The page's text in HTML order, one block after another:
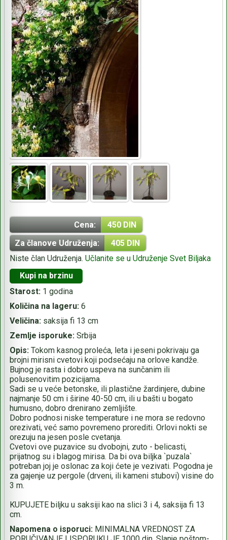
Cena:
450 DIN
Za članove Udruženja:
405 DIN
Niste član Udruženja. Učlanite se u Udruženje Svet Biljaka
Kupi na brzinu
Starost: 1 godina
Količina na lageru: 6
Veličina: saksija fi 13 cm
Zemlje isporuke: Srbija
Opis: Tokom kasnog proleća, leta i jeseni pokrivaju ga
brojni mirisni cvetovi koji podsećaju na orlove kandže.
Bujnog je rasta i dobro uspeva na sunčanim ili
polusenovitim pozicijama.
Sadi se u veće betonske, ili plastične žardinjere, dubine
najmanje 50 cm i širine 40-50 cm, ili u bašti u bogato
humusno, dobro drenirano zemljište.
Dobro podnosi niske temperature i ne mora se redovno
orezivati, već samo povremeno prorediti. Orlovi nokti se
orezuju na jesen posle cvetanja.
Cvetovi ove puzavice su dvobojni, zuto - belicasti,
prijatnog su i blagog mirisa. Da bi ova biljka `puzala`
potreban joj je oslonac za koji ćete je vezivati. Pogodna je
za gajenje uz pergole (drveni, ili kameni stubovi) visine do
3 m.
KUPUJETE biljku u saksiji kao na slici 3 i 4, saksija fi 13
cm.
Napomena o isporuci: MINIMALNA VREDNOST ZA